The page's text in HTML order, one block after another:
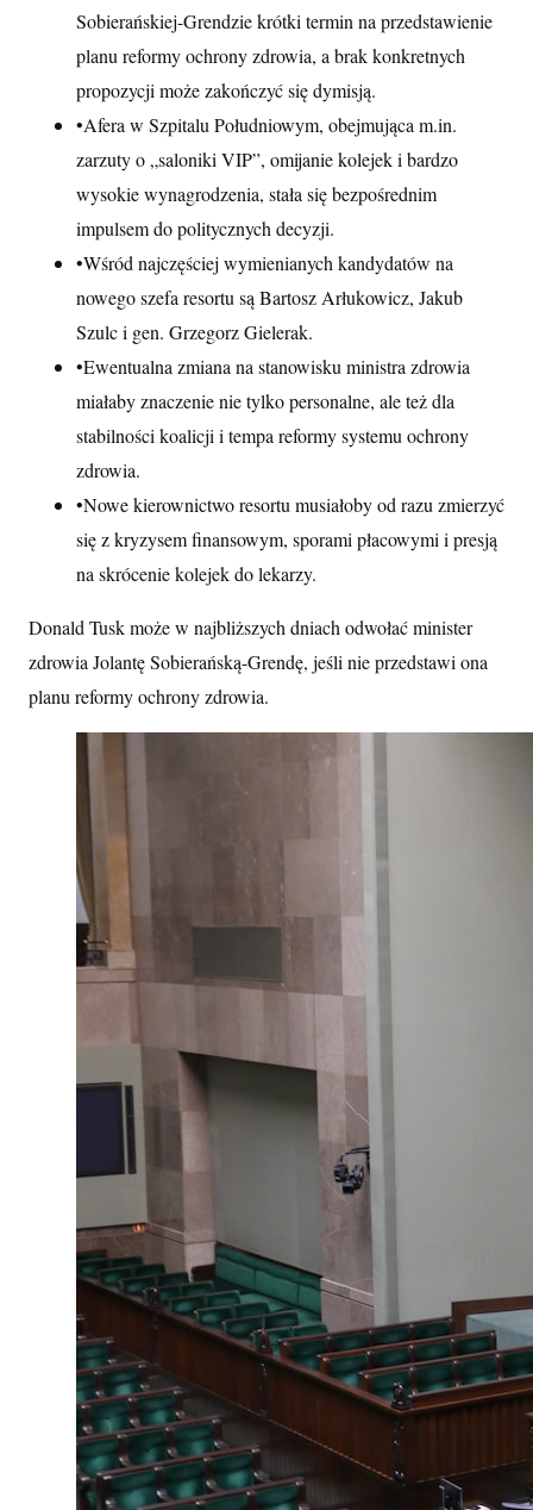
Sobierańskiej-Grendzie krótki termin na przedstawienie
planu reformy ochrony zdrowia, a brak konkretnych
propozycji może zakończyć się dymisją.
•Afera w Szpitalu Południowym, obejmująca m.in.
zarzuty o „saloniki VIP”, omijanie kolejek i bardzo
wysokie wynagrodzenia, stała się bezpośrednim
impulsem do politycznych decyzji.
•Wśród najczęściej wymienianych kandydatów na
nowego szefa resortu są Bartosz Arłukowicz, Jakub
Szulc i gen. Grzegorz Gielerak.
•Ewentualna zmiana na stanowisku ministra zdrowia
miałaby znaczenie nie tylko personalne, ale też dla
stabilności koalicji i tempa reformy systemu ochrony
zdrowia.
•Nowe kierownictwo resortu musiałoby od razu zmierzyć
się z kryzysem finansowym, sporami płacowymi i presją
na skrócenie kolejek do lekarzy.
Donald Tusk może w najbliższych dniach odwołać minister
zdrowia Jolantę Sobierańską-Grendę, jeśli nie przedstawi ona
planu reformy ochrony zdrowia.